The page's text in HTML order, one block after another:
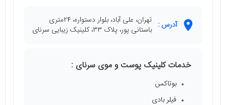
آدرس :
تهران، علی آباد، بلوار دستواره، ۲۴متری
باستانی پور، پلاک ۳۳، کلینیک زیبایی سرنای
خدمات کلینیک پوست و موی سرنای :
بوتاکس
فیلر بادی